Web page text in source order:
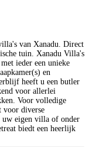
van Xanadu. Direct
tuin. Xanadu Villa's
ieder een unieke
en
heeft u een butler
voor allerlei
Voor volledige
voor diverse
uw eigen villa of onder
biedt een heerlijk